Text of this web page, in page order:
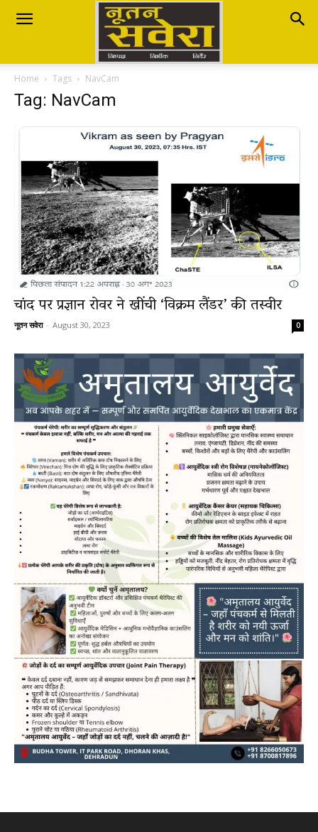
Nutan
Savera
Breaking
News
LIVE
Home Tags NavCam
Tag: NavCam
चांद पर प्रज्ञान रोवर ने खींची ‘विक्रम लैंडर’ की तस्वीर
नूतन सवेरा - August 30, 2023 0